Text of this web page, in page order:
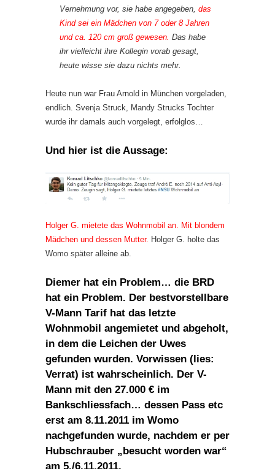
Vernehmung vor, sie habe angegeben, das
Kind sei ein Mädchen von 7 oder 8 Jahren
und ca. 120 cm groß gewesen. Das habe
ihr vielleicht ihre Kollegin vorab gesagt,
heute wisse sie dazu nichts mehr.
Heute nun war Frau Arnold in München vorgeladen,
endlich. Svenja Struck, Mandy Strucks Tochter
wurde ihr damals auch vorgelegt, erfolglos…
Und hier ist die Aussage:
Holger G. mietete das Wohnmobil an. Mit blondem
Mädchen und dessen Mutter. Holger G. holte das
Womo später alleine ab.
Diemer hat ein Problem… die BRD
hat ein Problem. Der bestvorstellbare
V-Mann Tarif hat das letzte
Wohnmobil angemietet und abgeholt,
in dem die Leichen der Uwes
gefunden wurden. Vorwissen (lies:
Verrat) ist wahrscheinlich. Der V-
Mann mit den 27.000 € im
Bankschliessfach… dessen Pass etc
erst am 8.11.2011 im Womo
nachgefunden wurde, nachdem er per
Hubschrauber „besucht worden war“
am 5./6.11.2011.